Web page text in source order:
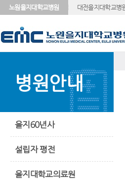
노원을지대학교병원 대전을지대학교병
병원안내
을지60년사
설립자 평전
을지대학교의료원